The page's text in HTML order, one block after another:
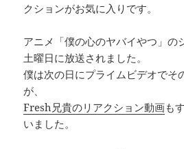
クションがお気に入りです。
アニメ「僕の心のヤバイやつ」の
土曜日に放送されました。
僕は次の日にプライムビデオでそ
が、
Fresh兄貴のリアクション動画も
いました。